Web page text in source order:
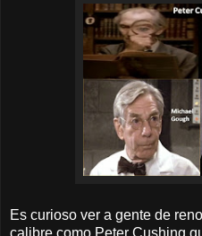
Es curioso ver a gente de
calibre como Peter Cushing